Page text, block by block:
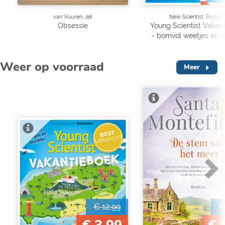
van Vuuren, Jet
Obsessie
New Scientist,
Young Scientist
- bomvol weetjes en
Weer op voorraad Meer
BEST
VERKOCHT
€ 12,99 €